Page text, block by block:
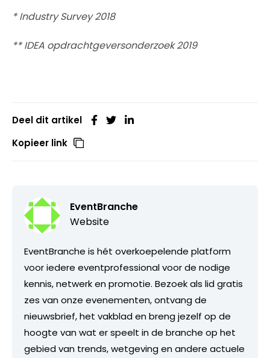
* Industry Survey 2018
** IDEA opdrachtgeversonderzoek 2019
Deel dit artikel
Kopieer link
EventBranche
Website
EventBranche is hét overkoepelende platform
voor iedere eventprofessional voor de nodige
kennis, netwerk en promotie. Bezoek als lid gratis
zes van onze evenementen, ontvang de
nieuwsbrief, het vakblad en breng jezelf op de
hoogte van wat er speelt in de branche op het
gebied van trends, wetgeving en andere actuele